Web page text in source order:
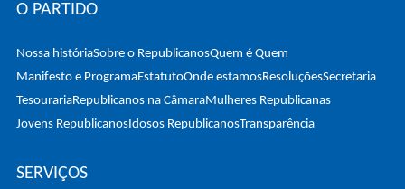
O PARTIDO
Nossa históriaSobre o RepublicanosQuem é Quem
Manifesto e ProgramaEstatutoOnde estamosResoluçõesSecretaria
TesourariaRepublicanos na CâmaraMulheres Republicanas
Jovens RepublicanosIdosos RepublicanosTransparência
SERVIÇOS